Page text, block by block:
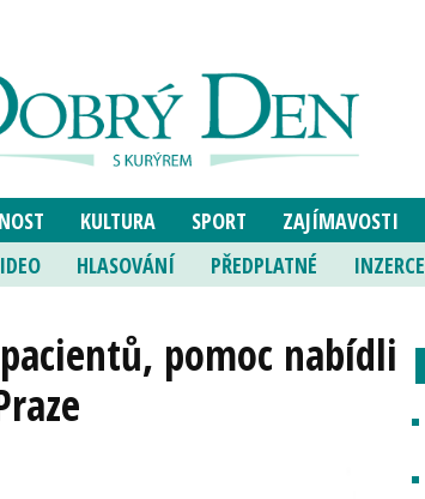
KULTURA SPORT ZAJÍMAVOSTI
HLASOVÁNÍ PŘEDPLATNÉ INZERCE
pomoc nabídli